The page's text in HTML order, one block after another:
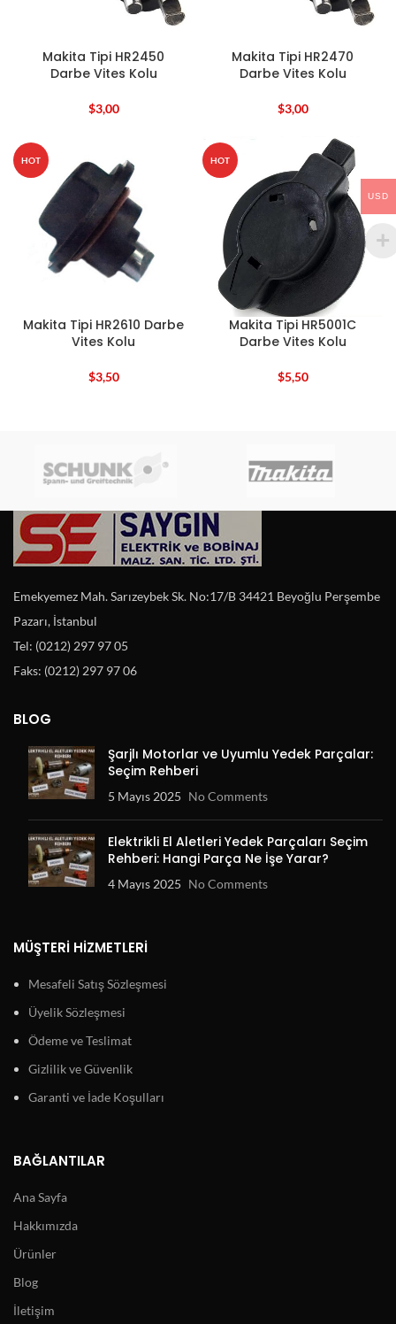
Makita Tipi HR2450
Darbe Vites Kolu
$3,00
Makita Tipi HR2470
Darbe Vites Kolu
$3,00
HOT
Makita Tipi HR2610 Darbe
Vites Kolu
$3,50
HOT
Makita Tipi HR5001C
Darbe Vites Kolu
$5,50
Emekyemez Mah. Sarızeybek Sk. No:17/B 34421 Beyoğlu Perşembe
Pazarı, İstanbul
Tel: (0212) 297 97 05
Faks: (0212) 297 97 06
BLOG
Şarjlı Motorlar ve Uyumlu Yedek Parçalar:
Seçim Rehberi
5 Mayıs 2025 No Comments
Elektrikli El Aletleri Yedek Parçaları Seçim
Rehberi: Hangi Parça Ne İşe Yarar?
4 Mayıs 2025 No Comments
MÜŞTERI HIZMETLERI
Mesafeli Satış Sözleşmesi
Üyelik Sözleşmesi
Ödeme ve Teslimat
Gizlilik ve Güvenlik
Garanti ve İade Koşulları
BAĞLANTILAR
Ana Sayfa
Hakkımızda
Ürünler
Blog
İletişim
USD